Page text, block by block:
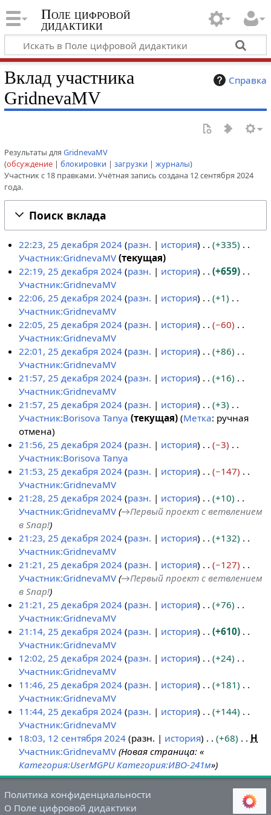
Поле цифровой
дидактики
Справка
Вклад участника
GridnevaMV
Результаты для GridnevaMV
обсуждение
блокировки загрузки
журналы
Участник с 18 правками. Учётная запись создана 12 сентября 2024
года.
Поиск вклада
5
е
а
р
22:23, 25 декабря 2024 разн. история
+335
Участник:GridnevaMV
Н
е
т
о
п
и
с
а
н
и
я
п
р
а
в
к
и
текущая
22:19, 25 декабря 2024 разн. история
+659
Участник:GridnevaMV
Н
е
т
о
п
и
с
а
н
и
я
п
р
а
в
к
и
22:06, 25 декабря 2024 разн. история
+1
Участник:GridnevaMV
Н
е
т
о
п
и
с
а
н
и
я
п
р
а
в
к
и
22:05, 25 декабря 2024 разн. история
−60
Участник:GridnevaMV
Н
е
т
о
п
и
с
а
н
и
я
п
р
а
в
к
и
22:01, 25 декабря 2024 разн. история
+86
Участник:GridnevaMV
Н
е
т
о
п
и
с
а
н
и
я
п
р
а
в
к
и
21:57, 25 декабря 2024 разн. история
+16
Участник:GridnevaMV
Н
е
т
о
п
и
с
а
н
и
я
п
р
а
в
к
и
21:57, 25 декабря 2024 разн. история
+3
Участник:Borisova Tanya
Н
е
т
о
п
и
с
а
н
и
я
п
р
а
в
к
и
текущая Метка: ручная
отмена
21:56, 25 декабря 2024 разн. история
−3
Участник:Borisova Tanya
Н
е
т
о
п
и
с
а
н
и
я
п
р
а
в
к
и
21:53, 25 декабря 2024 разн. история
−147
Участник:GridnevaMV
Н
е
т
о
п
и
с
а
н
и
я
п
р
а
в
к
и
21:28, 25 декабря 2024 разн. история
+10
Участник:GridnevaMV →Первый проект с ветвлением
в Snap!
21:23, 25 декабря 2024 разн. история
+132
Участник:GridnevaMV
Н
е
т
о
п
и
с
а
н
и
я
п
р
а
в
к
и
21:21, 25 декабря 2024 разн. история
−127
Участник:GridnevaMV →Первый проект с ветвлением
в Snap!
21:21, 25 декабря 2024 разн. история
+76
Участник:GridnevaMV
Н
е
т
о
п
и
с
а
н
и
я
п
р
а
21:14, 25 декабря 2024 разн. история
+610
Участник:GridnevaMV
Н
е
т
о
п
и
с
а
н
и
я
п
12:02, 25 декабря 2024 разн. история
+24
Участник:GridnevaMV
Н
е
т
о
п
и
с
а
н
и
11:46, 25 декабря 2024 разн. история
+181
Участник:GridnevaMV
Н
е
т
о
п
и
с
а
11:44, 25 декабря 2024 разн. история
+144
Участник:GridnevaMV
Н
е
т
о
п
и
с
е
н
18:03, 12 сентября 2024 разн. история +68
Н
Участник:GridnevaMV Новая страница: «
Категория:UserMGPU Категория:ИВО-241м»
Политика конфиденциальности
О Поле цифровой дидактики